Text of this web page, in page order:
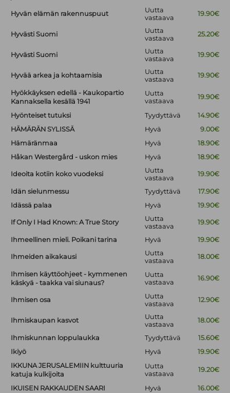
Hyvän elämän rakennuspuut
Uutta
vastaava
19.90€
Hyvästi Suomi
Uutta
vastaava
25.20€
Hyvästi Suomi
Uutta
vastaava
19.90€
Hyvää arkea ja kohtaamisia
Uutta
vastaava
19.90€
Hyökkäyksen edellä - Kaukopartio
Kannaksella kesällä 1941
Uutta
vastaava
19.90€
Hyönteiset tutuksi Tyydyttävä
14.90€
HÄMÄRÄN SYLISSÄ
Hyvä
9.00€
Hämäränmaa
Hyvä
18.90€
Håkan Westergård - uskon mies
Hyvä 18.90€
Ideoita kotiin koko vuodeksi
Uutta
vastaava
19.90€
Idän sielunmessu Tyydyttävä
17.90€
Idässä palaa
Hyvä 19.90€
If Only I Had Known: A True Story
Uutta
vastaava
19.90€
Ihmeellinen mieli. Poikani tarina Hyvä 19.90€
Ihmeiden aikakausi
Uutta
vastaava
18.00€
Ihmisen käyttöohjeet - kymmenen
käskyä - taakka vai siunaus?
Uutta
vastaava
16.90€
Ihmisen osa
Uutta
vastaava
12.90€
Ihmiskaupan kasvot
Uutta
vastaava
18.00€
Ihmiskunnan loppulaukka Tyydyttävä
15.60€
Ikiyö
Hyvä
19.90€
IKKUNA JERUSALEMIIN kulttuuria
katuja kulkijoita
Uutta
vastaava
19.20€
IKUISEN RAKKAUDEN SAARI Hyvä
16.00€